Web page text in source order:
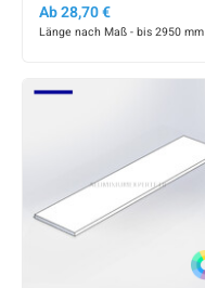
Ab 28,70 €
Länge nach Maß - bis 2950 mm